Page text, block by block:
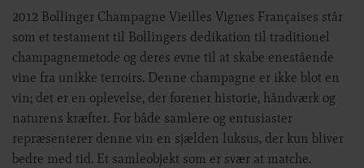
2012 Bollinger Champagne Vieilles Vignes Françaises står
som et testament til Bollingers dedikation til traditionel
champagnemetode og deres evne til at skabe enestående
vine fra unikke terroirs. Denne champagne er ikke blot en
vin; det er en oplevelse, der forener historie, håndværk og
naturens kræfter. For både samlere og entusiaster
repræsenterer denne vin en sjælden luksus, der kun bliver
bedre med tid. Et samleobjekt som er svær at matche.